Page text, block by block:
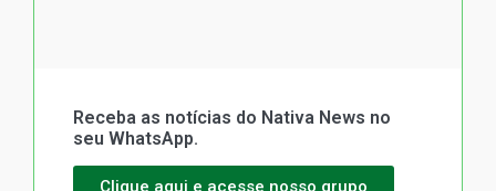
Receba as notícias do Nativa News no
seu WhatsApp.
Clique aqui e acesse nosso grupo